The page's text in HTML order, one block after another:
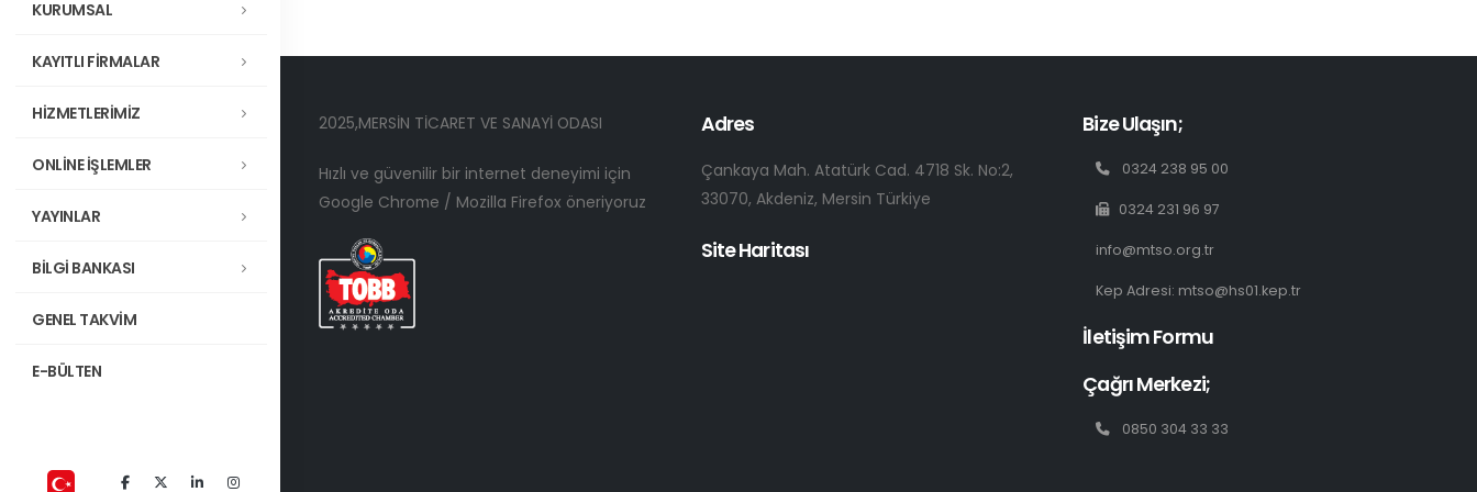
KURUMSAL
KAYITLI FİRMALAR
HİZMETLERİMİZ
ONLİNE İŞLEMLER
YAYINLAR
BİLGİ BANKASI
GENEL TAKVİM
E-BÜLTEN
2025,MERSİN TİCARET VE SANAYİ ODASI
Hızlı ve güvenilir bir internet deneyimi için
Google Chrome / Mozilla Firefox öneriyoruz
Adres
Çankaya Mah. Atatürk Cad. 4718 Sk. No:2,
33070, Akdeniz, Mersin Türkiye
Site Haritası
Bize Ulaşın;
0324 238 95 00
0324 231 96 97
info@mtso.org.tr
Kep Adresi: mtso@hs01.kep.tr
İletişim Formu
Çağrı Merkezi;
0850 304 33 33